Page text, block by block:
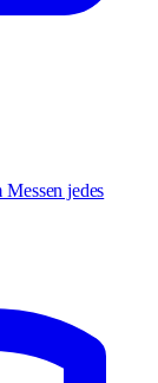
jedes